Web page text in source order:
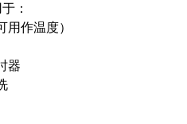
：
用作温度）
器